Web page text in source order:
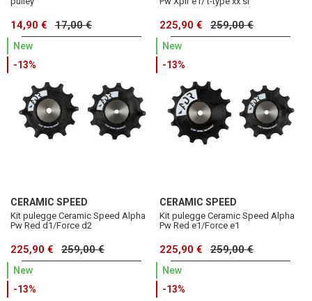
14,90 € 17,00 € 225,90 € 259,00 €
New
-13%
CERAMIC SPEED
Kit pulegge Ceramic Speed Alpha
Pw Red d1/Force d2
225,90 € 259,00 €
New
-13%
CERAMIC SPEED
Kit pulegge Ceramic Speed Alpha
Pw Red e1/Force e1
225,90 € 259,00 €
New
-13%
New
-13%